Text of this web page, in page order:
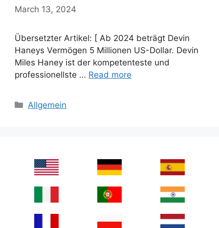
March 13, 2024
Übersetzter Artikel: [ Ab 2024 beträgt Devin
Haneys Vermögen 5 Millionen US-Dollar. Devin
Miles Haney ist der kompetenteste und
professionellste … Read more
Categories
Allgemein